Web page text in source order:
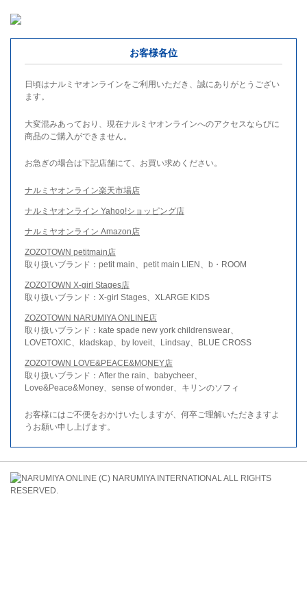
お客様各位
日頃はナルミヤオンラインをご利用いただき、誠にありがとうござい
ます。
大変混みあっており、現在ナルミヤオンラインへのアクセスならびに
商品のご購入ができません。
お急ぎの場合は下記店舗にて、お買い求めください。
ナルミヤオンライン楽天市場店
ナルミヤオンライン Yahoo!ショッピング店
ナルミヤオンライン Amazon店
ZOZOTOWN petitmain店
取り扱いブランド：petit main、petit main LIEN、b・ROOM
ZOZOTOWN X-girl Stages店
取り扱いブランド：X-girl Stages、XLARGE KIDS
ZOZOTOWN NARUMIYA ONLINE店
取り扱いブランド：kate spade new york childrenswear、
LOVETOXIC、kladskap、by loveit、Lindsay、BLUE CROSS
ZOZOTOWN LOVE&PEACE&MONEY店
取り扱いブランド：After the rain、babycheer、
Love&Peace&Money、sense of wonder、キリンのソフィ
お客様にはご不便をおかけいたしますが、何卒ご理解いただきますよ
うお願い申し上げます。